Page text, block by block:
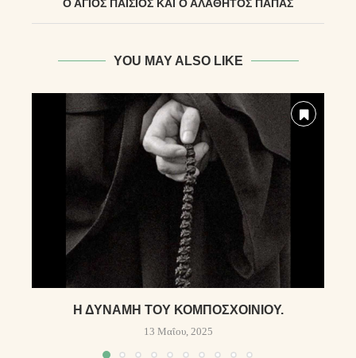
Ο ΑΓΙΟΣ ΠΑΪΣΙΟΣ ΚΑΙ Ο ΑΛΑΘΗΤΟΣ ΠΑΠΑΣ
YOU MAY ALSO LIKE
Η ΔΎΝΑΜΗ ΤΟΥ ΚΟΜΠΟΣΧΟΙΝΙΟΎ.
13 Μαΐου, 2025